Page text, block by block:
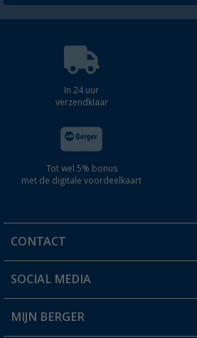
In 24 uur
verzendklaar
Tot wel 5% bonus
met de digitale voordeelkaart
CONTACT
Een vraag?
Winkel vinden
SOCIAL MEDIA
MIJN BERGER